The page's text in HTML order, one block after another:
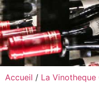
Accueil / La Vinotheque